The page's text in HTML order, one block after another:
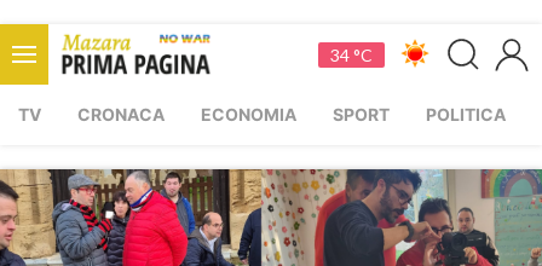
34 °C
TV CRONACA ECONOMIA SPORT POLITICA